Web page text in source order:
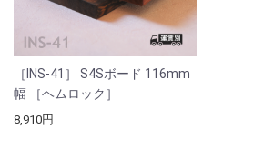
［INS-41］ S4Sボード 116mm
幅 ［ヘムロック］
8,910円